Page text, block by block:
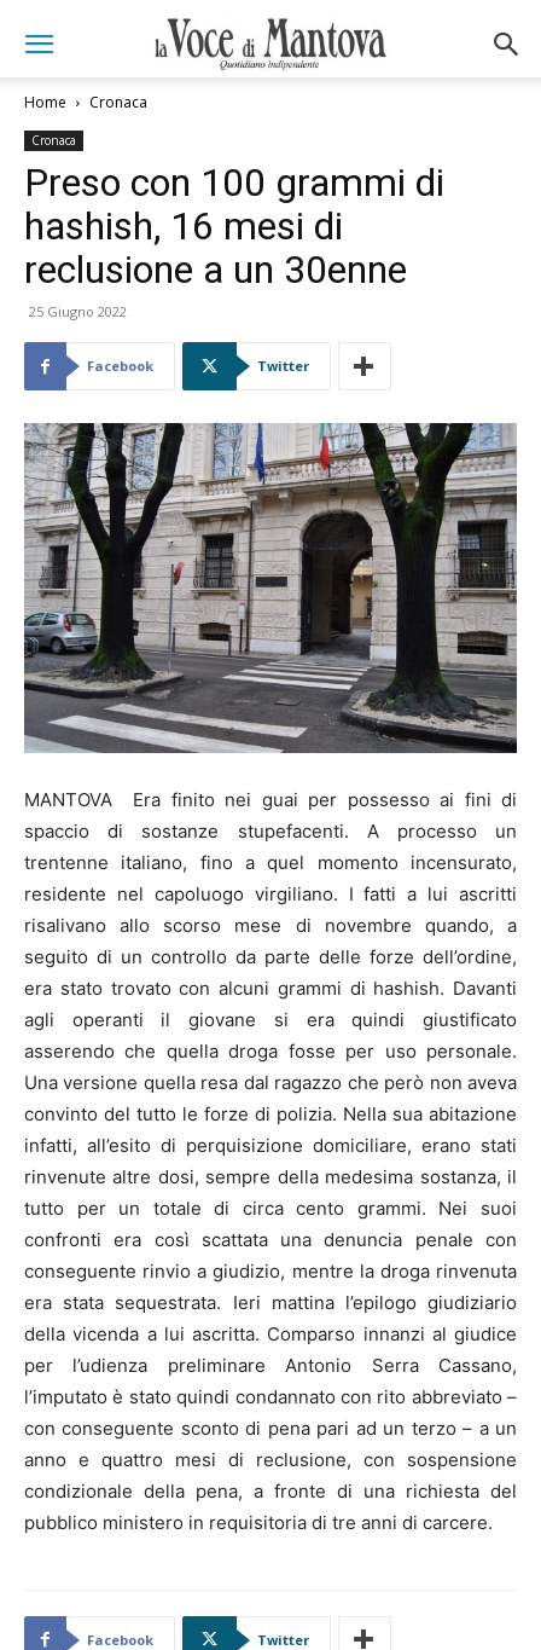
Home Cronaca
Cronaca
Preso con 100 grammi di
hashish, 16 mesi di
reclusione a un 30enne
25 Giugno 2022
Facebook Twitter
MANTOVA Era finito nei guai per possesso ai fini di
spaccio di sostanze stupefacenti. A processo un
trentenne italiano, fino a quel momento incensurato,
residente nel capoluogo virgiliano. I fatti a lui ascritti
risalivano allo scorso mese di novembre quando, a
seguito di un controllo da parte delle forze dell’ordine,
era stato trovato con alcuni grammi di hashish. Davanti
agli operanti il giovane si era quindi giustificato
asserendo che quella droga fosse per uso personale.
Una versione quella resa dal ragazzo che però non aveva
convinto del tutto le forze di polizia. Nella sua abitazione
infatti, all’esito di perquisizione domiciliare, erano stati
rinvenute altre dosi, sempre della medesima sostanza, il
tutto per un totale di circa cento grammi. Nei suoi
confronti era così scattata una denuncia penale con
conseguente rinvio a giudizio, mentre la droga rinvenuta
era stata sequestrata. Ieri mattina l’epilogo giudiziario
della vicenda a lui ascritta. Comparso innanzi al giudice
per l’udienza preliminare Antonio Serra Cassano,
l’imputato è stato quindi condannato con rito abbreviato –
con conseguente sconto di pena pari ad un terzo – a un
anno e quattro mesi di reclusione, con sospensione
condizionale della pena, a fronte di una richiesta del
pubblico ministero in requisitoria di tre anni di carcere.
Facebook Twitter